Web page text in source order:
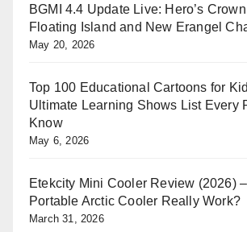
BGMI 4.4 Update Live: Hero’s
Floating Island and New Erangel
May 20, 2026
Top 100 Educational Cartoons for
Ultimate Learning Shows List Every
Know
May 6, 2026
Etekcity Mini Cooler Review (2026)
Portable Arctic Cooler Really Work?
March 31, 2026